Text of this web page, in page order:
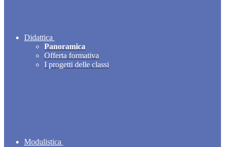
Didattica
Panoramica
Offerta formativa
I progetti delle classi
Modulistica